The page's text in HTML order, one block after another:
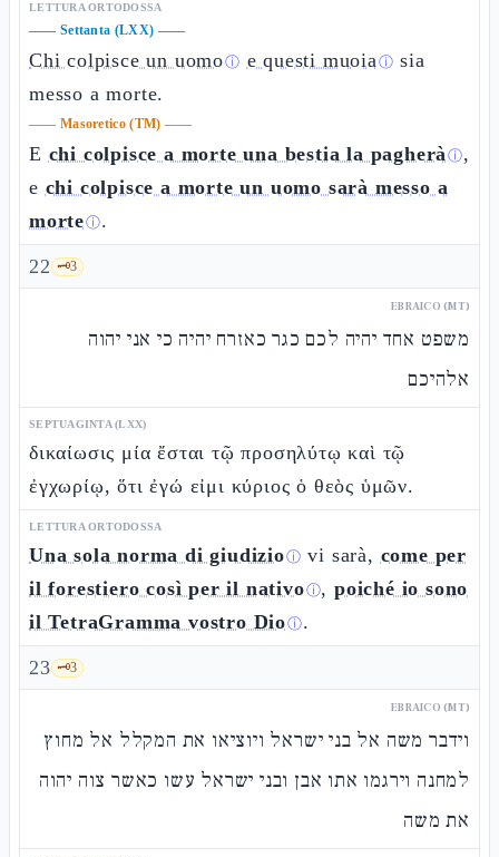
LETTURA ORTODOSSA
—— Settanta (LXX) ——
Chi colpisce un uomoⓘ e questi muoiaⓘ sia
messo a morte.
—— Masoretico (TM) ——
E chi colpisce a morte una bestia la pagheràⓘ,
e chi colpisce a morte un uomo sarà messo a
morteⓘ.
22 🗝️3
EBRAICO (MT)
משפט אחד יהיה לכם כגר כאזרח יהיה כי אני יהוה
אלהיכם
SEPTUAGINTA (LXX)
δικαίωσις μία ἔσται τῷ προσηλύτῳ καὶ τῷ
ἐγχωρίῳ, ὅτι ἐγώ εἰμι κύριος ὁ θεὸς ὑμῶν.
LETTURA ORTODOSSA
Una sola norma di giudizioⓘ vi sarà, come per
il forestiero così per il nativoⓘ,poiché io sono
il TetraGramma vostro Dioⓘ.
23 🗝️3
EBRAICO (MT)
וידבר משה אל בני ישראל ויוציאו את המקלל אל מחוץ
למחנה וירגמו אתו אבן ובני ישראל עשו כאשר צוה יהוה
את משה